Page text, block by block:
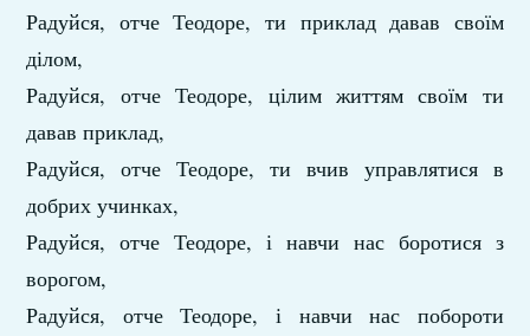
Радуйся, отче Теодоре, ти приклад давав своїм
ділом,
Радуйся, отче Теодоре, цілим життям своїм ти
давав приклад,
Радуйся, отче Теодоре, ти вчив управлятися в
добрих учинках,
Радуйся, отче Теодоре, і навчи нас боротися з
ворогом,
Радуйся, отче Теодоре, і навчи нас побороти